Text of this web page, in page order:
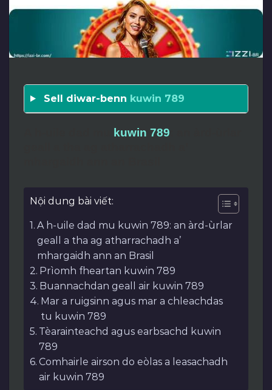
Sell diwar-benn kuwin 789
kuwin 789
Nội dung bài viết:
A h-uile dad mu kuwin 789: an àrd-ùrlar
geall a tha ag atharrachadh a’
mhargaidh ann an Brasil
Prìomh fheartan kuwin 789
Buannachdan geall air kuwin 789
Mar a ruigsinn agus mar a chleachdas
tu kuwin 789
Tèarainteachd agus earbsachd kuwin
789
Comhairle airson do eòlas a leasachadh
air kuwin 789